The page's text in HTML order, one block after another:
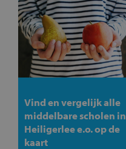
Vind en vergelijk alle
middelbare scholen in
Heiligerlee e.o. op de
kaart